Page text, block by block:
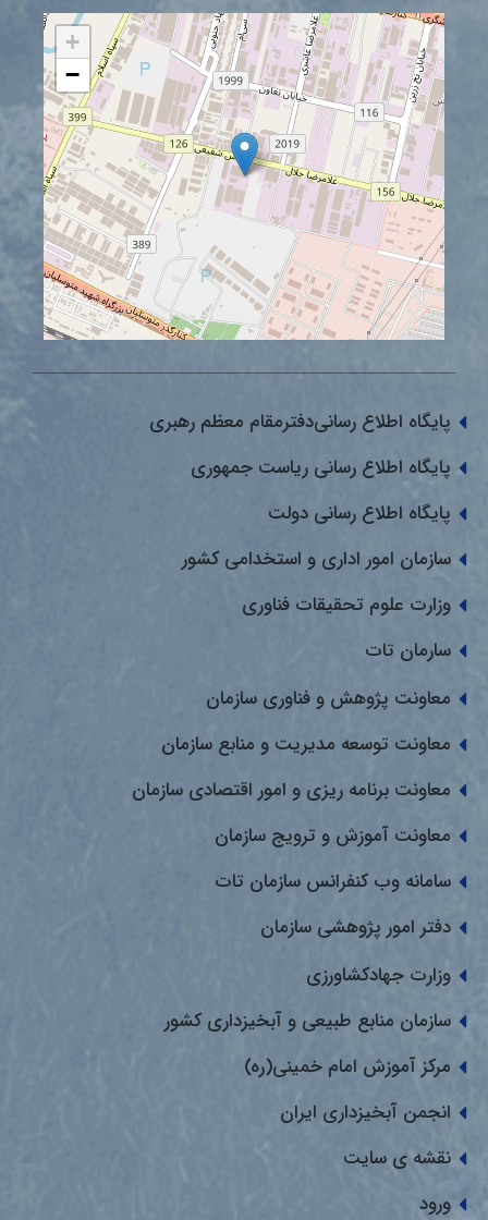
+
−
پایگاه اطلاع رسانی‌دفترمقام معظم رهبری
پایگاه اطلاع رسانی ریاست جمهوری
پایگاه اطلاع رسانی دولت
سازمان امور اداری و استخدامی کشور
وزارت علوم تحقیقات فناوری
سارمان تات
معاونت پژوهش و فناوری سازمان
معاونت توسعه مدیریت و منابع سازمان
معاونت برنامه ریزی و امور اقتصادی سازمان
معاونت آموزش و ترویج سازمان
سامانه وب کنفرانس سازمان تات
دفتر امور پژوهشی سازمان
وزارت جهادکشاورزی
سازمان منابع طبیعی و آبخیزداری کشور
مرکز آموزش امام خمینی(ره)
انجمن آبخیزداری ایران
نقشه ی سایت
ورود